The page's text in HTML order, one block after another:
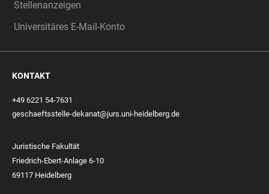
Stellenanzeigen
Universitäres E-Mail-Konto
KONTAKT
+49 6221 54-7631
geschaeftsstelle-dekanat@jurs.uni-heidelberg.de
Juristische Fakultät
Friedrich-Ebert-Anlage 6-10
69117 Heidelberg